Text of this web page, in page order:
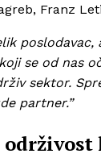
Franz
se od nas
sektor.
partner.”